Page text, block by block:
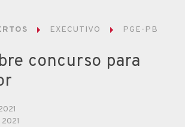
EXECUTIVO PGE-PB
concurso para